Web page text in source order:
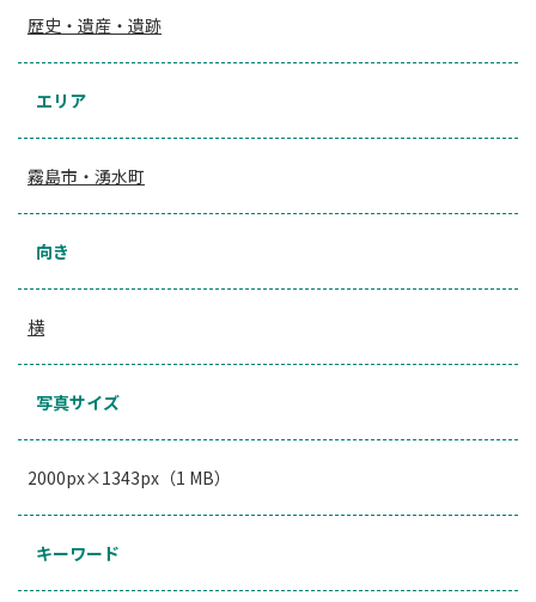
歴史・遺産・遺跡
エリア
霧島市・湧水町
向き
横
写真サイズ
2000px×1343px（1 MB）
キーワード